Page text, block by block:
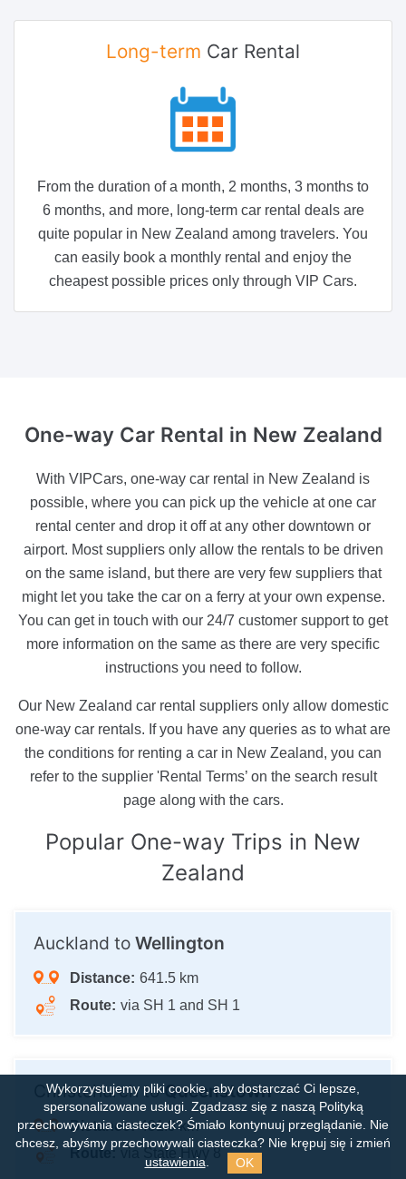
Long-term Car Rental
From the duration of a month, 2 months, 3 months to
6 months, and more, long-term car rental deals are
quite popular in New Zealand among travelers. You
can easily book a monthly rental and enjoy the
cheapest possible prices only through VIP Cars.
One-way Car Rental in New Zealand
With VIPCars, one-way car rental in New Zealand is
possible, where you can pick up the vehicle at one car
rental center and drop it off at any other downtown or
airport. Most suppliers only allow the rentals to be driven
on the same island, but there are very few suppliers that
might let you take the car on a ferry at your own expense.
You can get in touch with our 24/7 customer support to get
more information on the same as there are very specific
instructions you need to follow.
Our New Zealand car rental suppliers only allow domestic
one-way car rentals. If you have any queries as to what are
the conditions for renting a car in New Zealand, you can
refer to the supplier 'Rental Terms’ on the search result
page along with the cars.
Popular One-way Trips in New
Zealand
Auckland to Wellington
Distance: 641.5 km
Route: via SH 1 and SH 1
Christchurch toQueenstown
Distance: 481.9 km
Route:
via State Hwy 8
Wykorzystujemy pliki cookie, aby dostarczać Ci lepsze,
spersonalizowane usługi. Zgadzasz się z naszą Polityką
przechowywania ciasteczek? Śmiało kontynuuj przeglądanie. Nie
chcesz, abyśmy przechowywali ciasteczka? Nie krępuj się i zmień
ustawienia. OK